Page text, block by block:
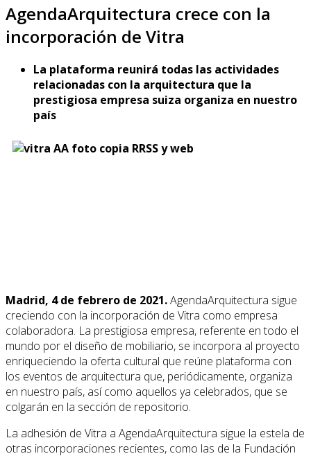
AgendaArquitectura crece con la
incorporación de Vitra
La plataforma reunirá todas las actividades
relacionadas con la arquitectura que la
prestigiosa empresa suiza organiza en nuestro
país
Madrid, 4 de febrero de 2021.AgendaArquitectura sigue
creciendo con la incorporación de Vitra como empresa
colaboradora. La prestigiosa empresa, referente en todo el
mundo por el diseño de mobiliario, se incorpora al proyecto
enriqueciendo la oferta cultural que reúne plataforma con
los eventos de arquitectura que, periódicamente, organiza
en nuestro país, así como aquellos ya celebrados, que se
colgarán en la sección de repositorio.
La adhesión de Vitra a AgendaArquitectura sigue la estela de
otras incorporaciones recientes, como las de la Fundación